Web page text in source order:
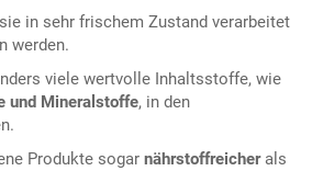
in sehr frischem Zustand verarbeitet
werden.
viele wertvolle Inhaltsstoffe, wie
und Mineralstoffe, in den
Produkte sogar nährstoffreicherals